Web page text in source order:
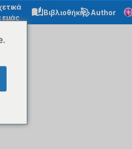
εμάς
Βιβλιοθήκη Author